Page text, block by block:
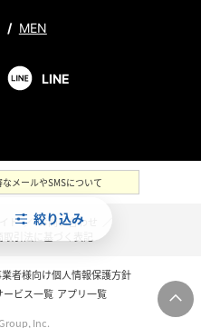
絞り込み
/ MEN
LINE
メールやSMSについて
ド ／ お問い合わせ
取引法に基づく表記
者様向け個人情報保護方針
ービス一覧 アプリ一覧
Inc.